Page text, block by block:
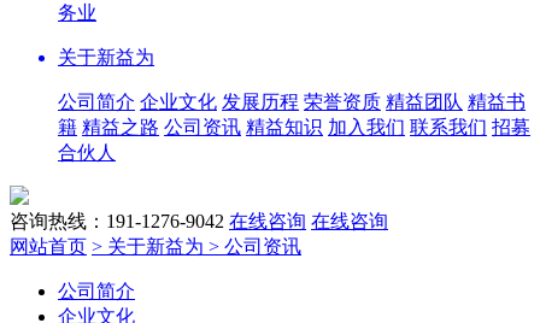
务业
关于新益为
公司简介 企业文化 发展历程 荣誉资质 精益团队 精益书
籍 精益之路 公司资讯 精益知识 加入我们 联系我们 招募
合伙人
咨询热线：191-1276-9042 在线咨询 在线咨询
网站首页 > 关于新益为 > 公司资讯
公司简介
企业文化